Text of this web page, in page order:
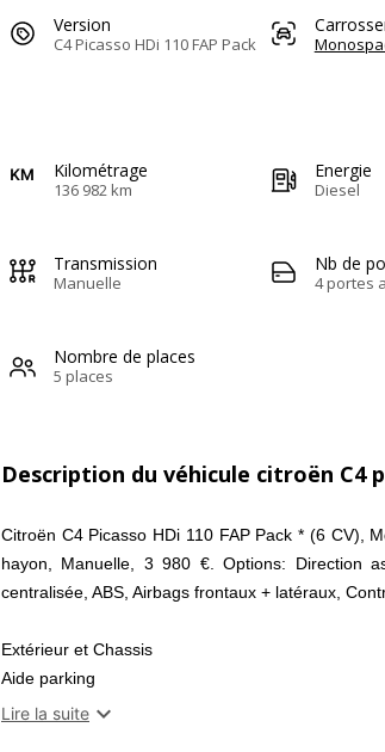
Version
C4 Picasso HDi 110 FAP Pack
Kilométrage
136 982 km
Energie
Diesel
Transmission
Manuelle
Nb de
4 portes
Nombre de places
5 places
Description du véhicule citroën C4
Citroën C4 Picasso HDi 110 FAP Pack * (6 CV),
hayon, Manuelle, 3 980 €. Options: Direction
centralisée, ABS, Airbags frontaux + latéraux,
Extérieur et Chassis
Aide parking
Jantes alu
Lire la suite 